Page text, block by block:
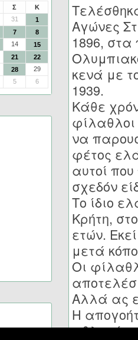
Σ
Κ
31
1
7
8
14
15
21
22
28
29
5 6
Αγώνες
1896, στα
κενά με
1939.
Κάθε
φίλαθλοι
να
φέτος
αυτοί
σχεδόν
Το ίδιο
Κρήτη,
ετών.
μετά
Οι
Αλλά ας
Η
αθλητών